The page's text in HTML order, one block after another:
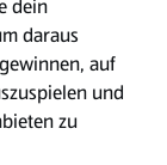
dein
daraus
auf
und
zu